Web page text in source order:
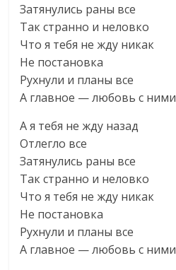
Затянулись раны все
Так странно и неловко
Что я тебя не жду никак
Не постановка
Рухнули и планы все
А главное — любовь с ними
А я тебя не жду назад
Отлегло все
Затянулись раны все
Так странно и неловко
Что я тебя не жду никак
Не постановка
Рухнули и планы все
А главное — любовь с ними